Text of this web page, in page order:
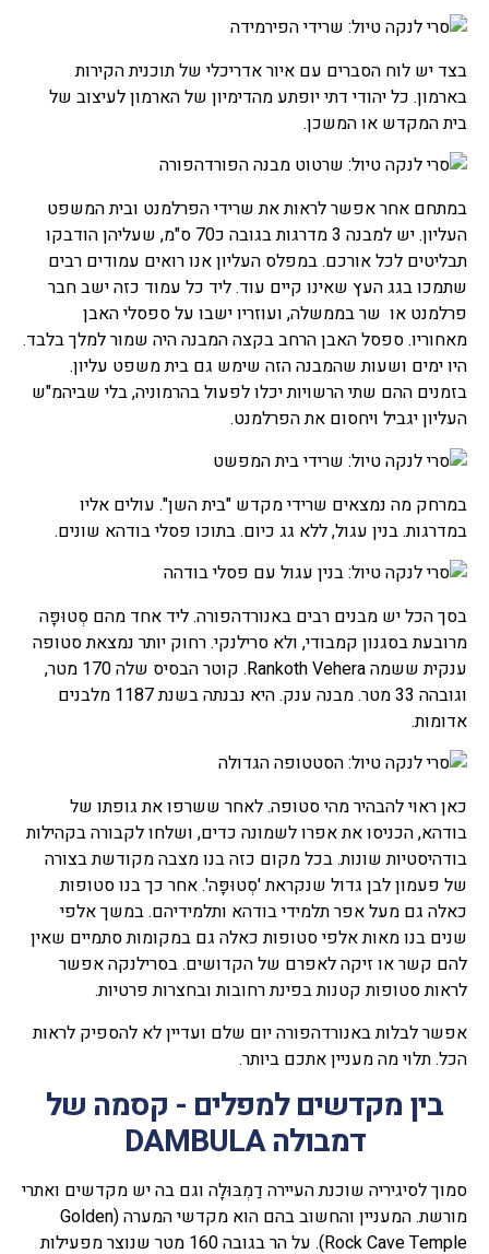
בצד יש לוח הסברים עם איור אדריכלי של תוכנית הקירות
בארמון. כל יהודי דתי יופתע מהדימיון של הארמון לעיצוב של
בית המקדש או המשכן.
במתחם אחר אפשר לראות את שרידי הפרלמנט ובית המשפט
העליון. יש למבנה 3 מדרגות בגובה כ70 ס"מ, שעליהן הודבקו
תבליטים לכל אורכם. במפלס העליון אנו רואים עמודים רבים
שתמכו בגג העץ שאינו קיים עוד. ליד כל עמוד כזה ישב חבר
פרלמנט או שר בממשלה, ועוזריו ישבו על ספסלי האבן
מאחוריו. ספסל האבן הרחב בקצה המבנה היה שמור למלך בלבד.
היו ימים ושעות שהמבנה הזה שימש גם בית משפט עליון.
בזמנים ההם שתי הרשויות יכלו לפעול בהרמוניה, בלי שביהמ"ש
העליון יגביל ויחסום את הפרלמנט.
במרחק מה נמצאים שרידי מקדש "בית השן". עולים אליו
במדרגות. בנין עגול, ללא גג כיום. בתוכו פסלי בודהא שונים.
בסך הכל יש מבנים רבים באנורדהפורה. ליד אחד מהם סְטוּפָּה
מרובעת בסגנון קמבודי, ולא סרילנקי. רחוק יותר נמצאת סטופה
ענקית ששמה Rankoth Vehera. קוטר הבסיס שלה 170 מטר,
וגובהה 33 מטר. מבנה ענק. היא נבנתה בשנת 1187 מלבנים
אדומות.
כאן ראוי להבהיר מהי סטופה. לאחר ששרפו את גופתו של
בודהא, הכניסו את אפרו לשמונה כדים, ושלחו לקבורה בקהילות
בודהיסטיות שונות. בכל מקום כזה בנו מצבה מקודשת בצורה
של פעמון לבן גדול שנקראת 'סְטוּפָּה'. אחר כך בנו סטופות
כאלה גם מעל אפר תלמידי בודהא ותלמידיהם. במשך אלפי
שנים בנו מאות אלפי סטופות כאלה גם במקומות סתמיים שאין
להם קשר או זיקה לאפרם של הקדושים. בסרילנקה אפשר
לראות סטופות קטנות בפינת רחובות ובחצרות פרטיות.
אפשר לבלות באנורדהפורה יום שלם ועדיין לא להספיק לראות
הכל. תלוי מה מעניין אתכם ביותר.
בין מקדשים למפלים - קסמה של
דמבולה DAMBULA
סמוך לסיגיריה שוכנת העיירה דַמְבּוּלָה וגם בה יש מקדשים ואתרי
מורשת. המעניין והחשוב בהם הוא מקדשי המערה (Golden
Rock Cave Temple). על הר בגובה 160 מטר שנוצר מפעילות